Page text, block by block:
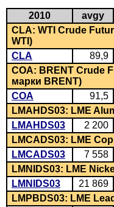
2010 avgy
CLA: WTI Crude
WTI)
CLA
89,9
COA: BRENT Crude
марки BRENT)
COA
91,5
LMAHDS03: LME
LMAHDS03
2 200
LMCADS03: LME
LMCADS03
7 558
LMNIDS03: LME
LMNIDS03
21 869
LMPBDS03: LME